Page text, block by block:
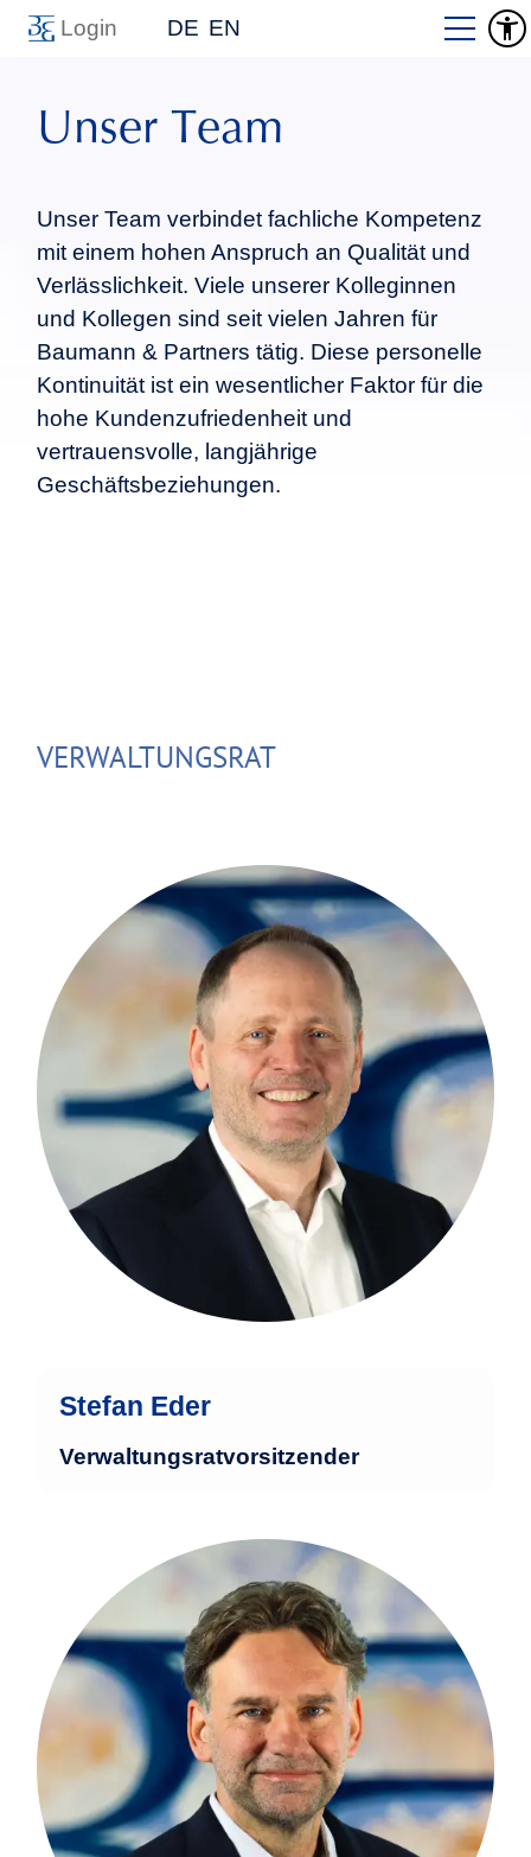
Login DE EN
Unser Team
Unser Team verbindet fachliche Kompetenz
mit einem hohen Anspruch an Qualität und
Verlässlichkeit. Viele unserer Kolleginnen
und Kollegen sind seit vielen Jahren für
Baumann & Partners tätig. Diese personelle
Kontinuität ist ein wesentlicher Faktor für die
hohe Kundenzufriedenheit und
vertrauensvolle, langjährige
Geschäftsbeziehungen.
VERWALTUNGSRAT
Stefan Eder
Verwaltungsratvorsitzender
Stefan Eder ist seit nahezu 40 Jahren in
der Finanzbranche tätig. Seine
Erfahrungen im Wertpapierbereich
sammelte er bei Tochterunternehmen
der Bayerischen Hypotheken- und
Wechselbank und der Bayerischen
Vereinsbank in München, sowie bei der
Schroders Investment Management
Gruppe in London.
mehr
Marcel Bogdahn verfügt über mehr als
32 Jahre Erfahrung in der
Finanzindustrie und ist Diplom-
Betriebswirt mit umfassender
internationaler Expertise. In leitenden
Funktionen – unter anderem bei der
Activest Investmentgesellschaft sowie
als Gründer der Investmentgate – war er
maßgeblich an der